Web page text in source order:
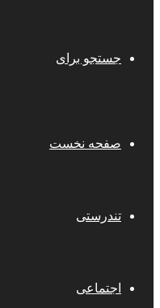
جستجو برای
صفحه نخست
تندرستی
اجتماعی